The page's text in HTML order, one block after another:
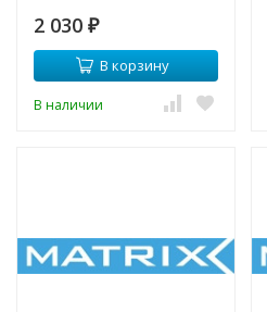
2 030 ₽
В корзину
В наличии